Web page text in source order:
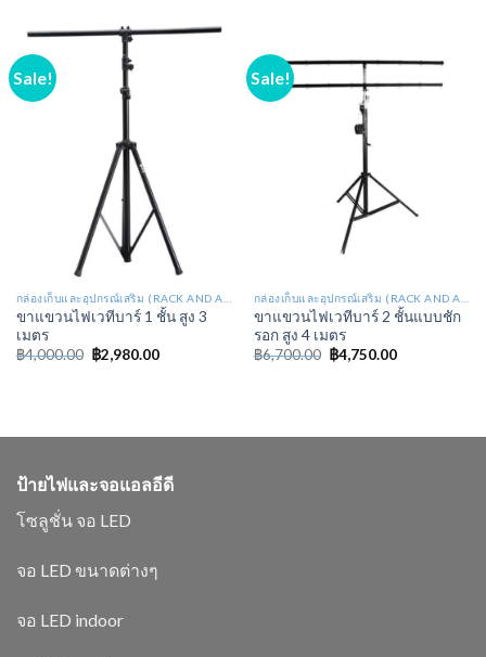
Sale!
ขาแขวนไฟเวทีบาร์ 1 ชั้น สูง 3
เมตร
฿4,000.00 ฿2,980.00
Sale!
ขาแขวนไฟเวทีบาร์ 2 ชั้นแบบชัก
รอก สูง 4 เมตร
฿6,700.00 ฿4,750.00
ป้ายไฟและจอแอลอีดี
โซลูชั่น จอ LED
จอ LED ขนาดต่างๆ
จอ LED indoor